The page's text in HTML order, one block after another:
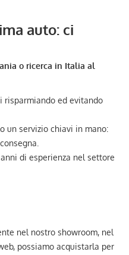
auto: ci
o ricerca in Italia al
risparmiando ed evitando
un servizio chiavi in mano:
di esperienza nel settore
nel nostro showroom, nel
possiamo acquistarla per